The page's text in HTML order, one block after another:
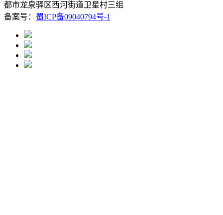
都市龙泉驿区西河街道卫星村三组
备案号： 蜀ICP备09040794号-1